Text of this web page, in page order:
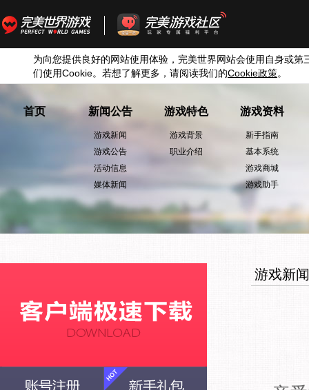
为向您提供良好的网站使用体验，完美世界网站会使用自身或第
们使用Cookie。若想了解更多，请阅读我们的Cookie政策。
首页 新闻公告
游戏新闻
游戏公告
活动信息
媒体新闻
游戏特色
游戏背景
职业介绍
游戏资料
新手指南
基本系统
游戏商城
游戏助手
游戏新闻